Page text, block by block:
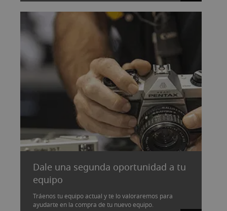
Dale una segunda oportunidad a tu
equipo
Tráenos tu equipo actual y te lo valoraremos para
ayudarte en la compra de tu nuevo equipo.